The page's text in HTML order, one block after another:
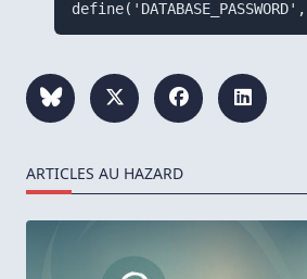
ARTICLES AU HAZARD